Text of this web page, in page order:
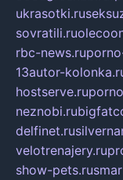
ukrasotki.ru
sovratili.ru
rbc-news.ru
13autor-
hostserve.ru
neznobi.ru
delfinet.ru
velotrenajery.ru
show-pets.ru